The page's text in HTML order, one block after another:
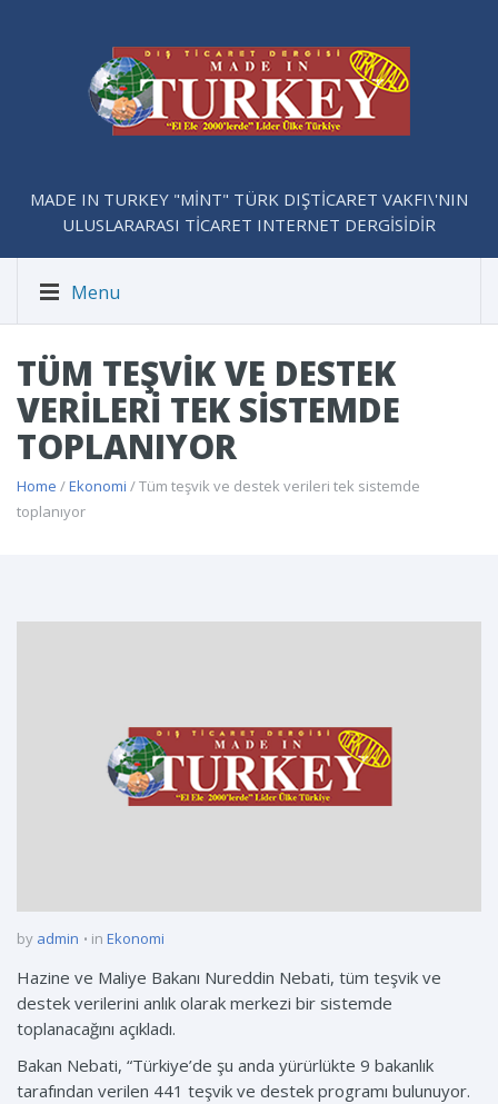
MADE IN TURKEY "MİNT" TÜRK DIŞTİCARET VAKFI\'NIN
ULUSLARARASI TİCARET INTERNET DERGİSİDİR
Menu
TÜM TEŞVIK VE DESTEK
VERILERI TEK SISTEMDE
TOPLANIYOR
Home /Ekonomi / Tüm teşvik ve destek verileri tek sistemde
toplanıyor
by admin in Ekonomi
Hazine ve Maliye Bakanı Nureddin Nebati, tüm teşvik ve
destek verilerini anlık olarak merkezi bir sistemde
toplanacağını açıkladı.
Bakan Nebati, “Türkiye’de şu anda yürürlükte 9 bakanlık
tarafından verilen 441 teşvik ve destek programı bulunuyor.